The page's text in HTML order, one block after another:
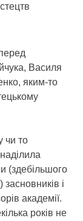
Василя
яким-то
чи то
(здебільшого
і
академії.
років не